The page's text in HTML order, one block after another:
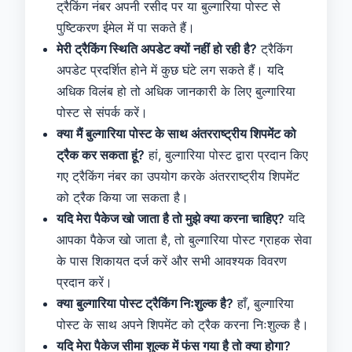
ट्रैकिंग नंबर अपनी रसीद पर या बुल्गारिया पोस्ट से
पुष्टिकरण ईमेल में पा सकते हैं।
मेरी ट्रैकिंग स्थिति अपडेट क्यों नहीं हो रही है? ट्रैकिंग
अपडेट प्रदर्शित होने में कुछ घंटे लग सकते हैं। यदि
अधिक विलंब हो तो अधिक जानकारी के लिए बुल्गारिया
पोस्ट से संपर्क करें।
क्या मैं बुल्गारिया पोस्ट के साथ अंतरराष्ट्रीय शिपमेंट को
ट्रैक कर सकता हूं? हां, बुल्गारिया पोस्ट द्वारा प्रदान किए
गए ट्रैकिंग नंबर का उपयोग करके अंतरराष्ट्रीय शिपमेंट
को ट्रैक किया जा सकता है।
यदि मेरा पैकेज खो जाता है तो मुझे क्या करना चाहिए? यदि
आपका पैकेज खो जाता है, तो बुल्गारिया पोस्ट ग्राहक सेवा
के पास शिकायत दर्ज करें और सभी आवश्यक विवरण
प्रदान करें।
क्या बुल्गारिया पोस्ट ट्रैकिंग निःशुल्क है? हाँ, बुल्गारिया
पोस्ट के साथ अपने शिपमेंट को ट्रैक करना निःशुल्क है।
यदि मेरा पैकेज सीमा शुल्क में फंस गया है तो क्या होगा?